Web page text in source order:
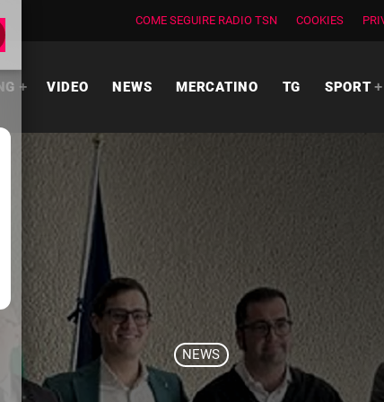
COME SEGUIRE RADIO TSN COOKIES
VIDEO NEWS MERCATINO TG SPORT
NEWS